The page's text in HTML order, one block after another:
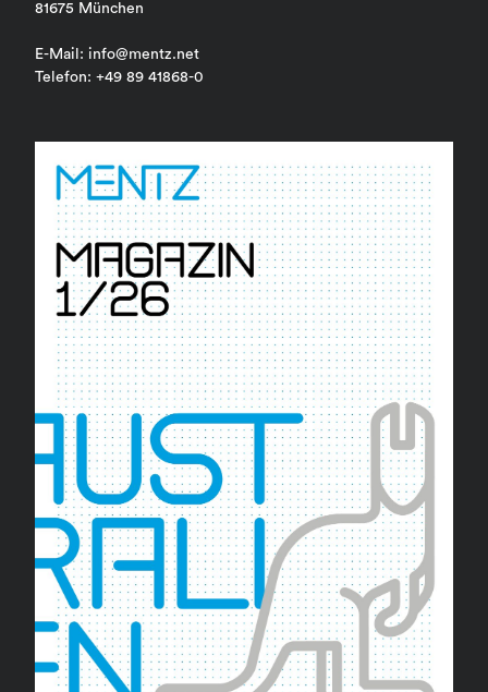
81675 München
E-Mail: info@mentz.net
Telefon: +49 89 41868-0